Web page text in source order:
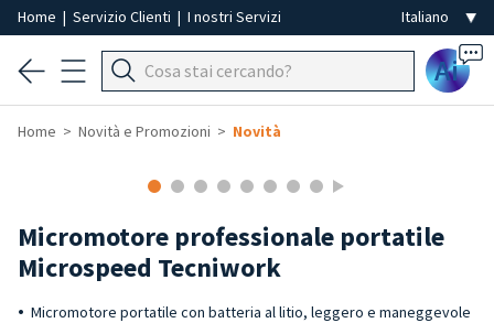
Home | Servizio Clienti | I nostri Servizi
Ai
Home Novità e Promozioni Novità
Micromotore professionale portatile
Microspeed Tecniwork
Micromotore portatile con batteria al litio, leggero e maneggevole